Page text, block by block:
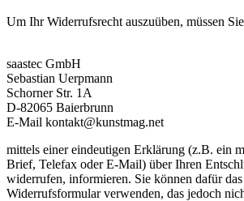
Um Ihr Widerrufsrecht auszuüben, müssen
saastec GmbH
Sebastian Uerpmann
Schorner Str. 1A
D-82065 Baierbrunn
E-Mail kontakt@kunstmag.net
mittels einer eindeutigen Erklärung (z.B. ein
Brief, Telefax oder E-Mail) über Ihren
widerrufen, informieren. Sie können dafür
Widerrufsformular verwenden, das jedoch